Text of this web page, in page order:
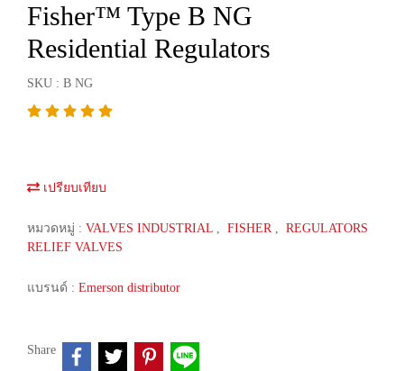
Fisher™ Type B NG
Residential Regulators
SKU : B NG
เปรียบเทียบ
หมวดหมู่ : VALVES INDUSTRIAL , FISHER , REGULATORS
RELIEF VALVES
แบรนด์ : Emerson distributor
Share